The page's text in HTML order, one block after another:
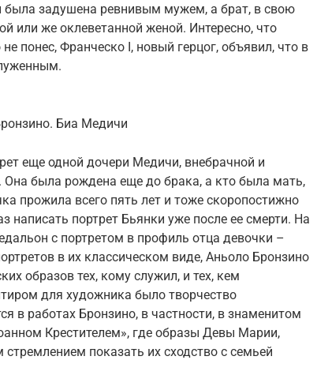
задушена ревнивым мужем, а брат, в свою
или же оклеветанной женой. Интересно, что
понес, Франческо I, новый герцог, объявил, что в
Биа Медичи
еще одной дочери Медичи, внебрачной и
Она была рождена еще до брака, а кто была мать,
прожила всего пять лет и тоже скоропостижно
написать портрет Бьянки уже после ее смерти. На
с портретом в профиль отца девочки –
в их классическом виде, Аньоло Бронзино
образов тех, кому служил, и тех, кем
для художника было творчество
в работах Бронзино, в частности, в знаменитом
Крестителем», где образы Девы Марии,
показать их сходство с семьей